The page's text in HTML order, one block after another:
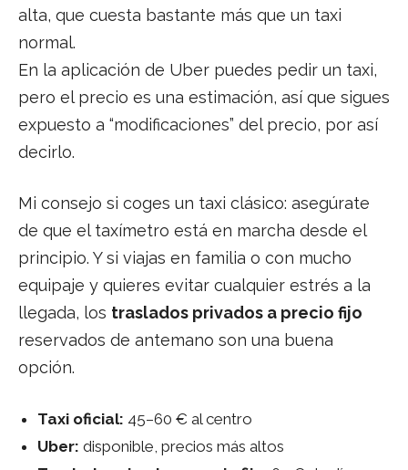
alta, que cuesta bastante más que un taxi
normal.
En la aplicación de Uber puedes pedir un taxi,
pero el precio es una estimación, así que sigues
expuesto a “modificaciones” del precio, por así
decirlo.
Mi consejo si coges un taxi clásico: asegúrate
de que el taxímetro está en marcha desde el
principio. Y si viajas en familia o con mucho
equipaje y quieres evitar cualquier estrés a la
llegada, los traslados privados a precio fijo
reservados de antemano son una buena
opción.
Taxi oficial: 45–60 € al centro
Uber: disponible, precios más altos